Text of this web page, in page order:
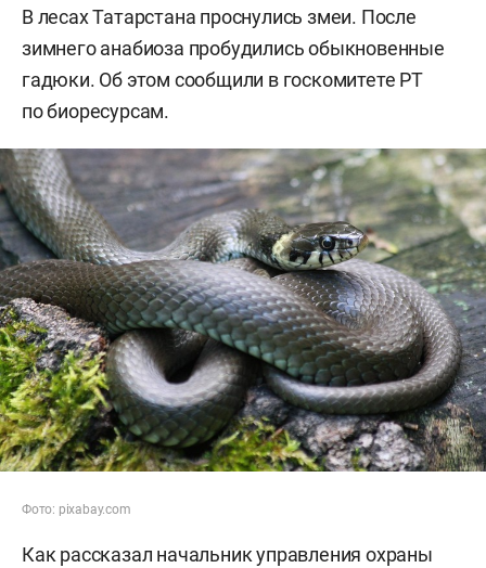
В лесах Татарстана проснулись змеи. После
зимнего анабиоза пробудились обыкновенные
гадюки. Об этом сообщили в госкомитете РТ
по биоресурсам.
Фото: pixabay.com
Как рассказал начальник управления охраны